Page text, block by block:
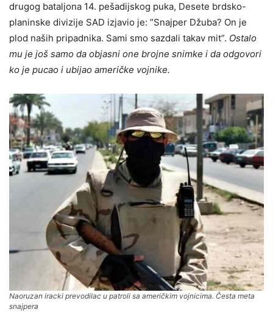
drugog bataljona 14. pešadijskog puka, Desete brdsko-
planinske divizije SAD izjavio je: ”Snajper Džuba? On je
plod naših pripadnika. Sami smo sazdali takav mit”. Ostalo
mu je još samo da objasni one brojne snimke i da odgovori
ko je pucao i ubijao američke vojnike.
Naoruzan iracki prevodilac u patroli sa američkim vojnicima. Česta meta
snajpera